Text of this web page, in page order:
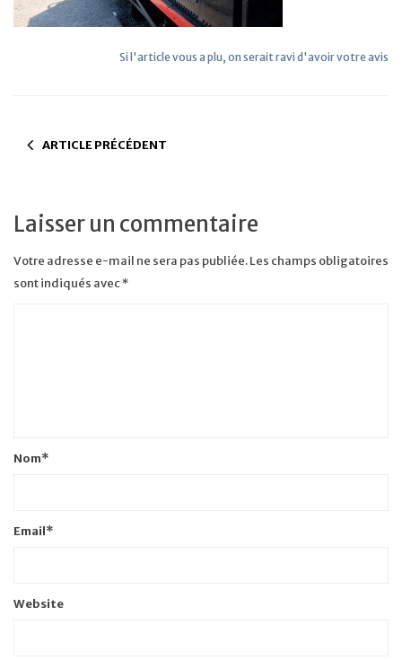
Si l'article vous a plu, on serait ravi d'avoir votre avis
ARTICLE PRÉCÉDENT
Laisser un commentaire
Votre adresse e-mail ne sera pas publiée.Les champs obligatoires
sont indiqués avec*
Nom*
Email*
Website